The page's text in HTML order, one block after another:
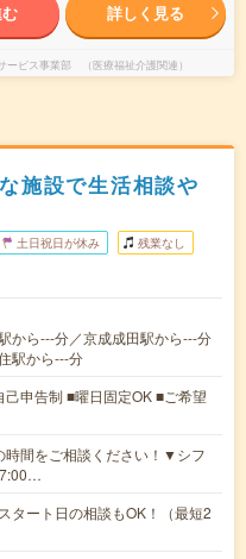
詳しく見る
ビス事業部 （医療福祉介護関連）
施設で生活相談や
土日祝日が休み 残業なし
から---分／京成成田駅から---分
駅から---分
己申告制 ■曜日固定OK ■ご希望
時間をご相談ください！▼シフ
7:00…
タート日の相談もOK！（最短2